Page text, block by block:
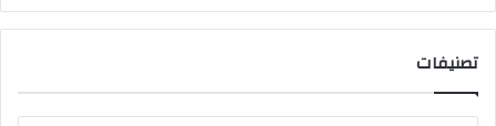
تصنيفات